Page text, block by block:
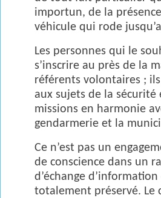
importun, de la
véhicule qui rode
Les personnes qui le
s’inscrire au près de la
référents volontaires ;
aux sujets de la
missions en harmonie
gendarmerie et la
Ce n’est pas un
de conscience dans un
d’échange
totalement préservé. Le